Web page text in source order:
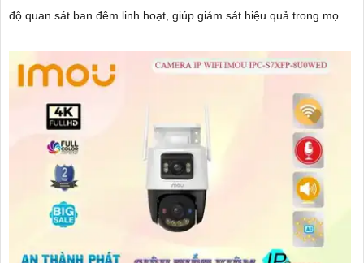
độ quan sát ban đêm linh hoạt, giúp giám sát hiệu quả trong mọi